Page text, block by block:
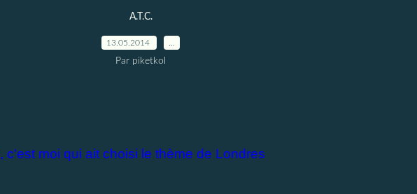
A.T.C.
13.05.2014
Par piketkol
, c'est moi qui ait choisi le thème de Londres